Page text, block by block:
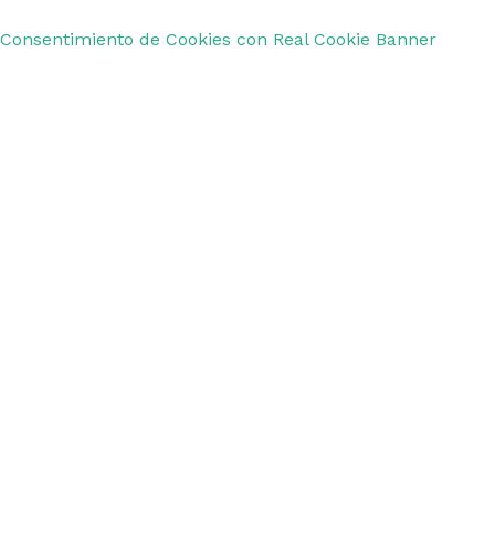
Consentimiento de Cookies con Real Cookie Banner